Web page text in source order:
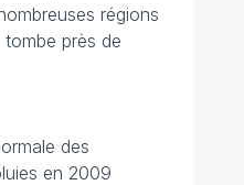
régions
près de
des
en 2009